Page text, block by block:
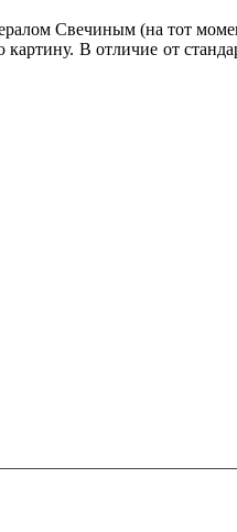
Свечиным (на тот
В отличие от